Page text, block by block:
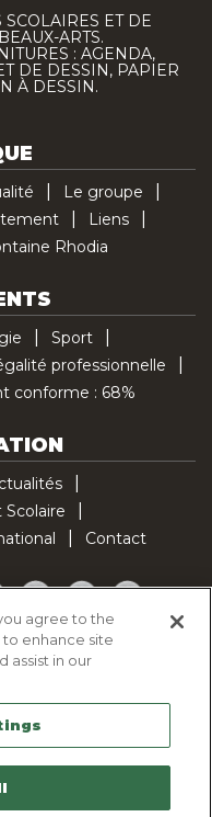
ET DE
ARTS.
: AGENDA,
DE DESSIN, PAPIER
À DESSIN.
Le groupe
Liens
Rhodia
Sport
professionnelle
conforme : 68%
Contact
PinterestInstagramLinkedInTikTok
cookies
agree to the
enhance site
assist in our